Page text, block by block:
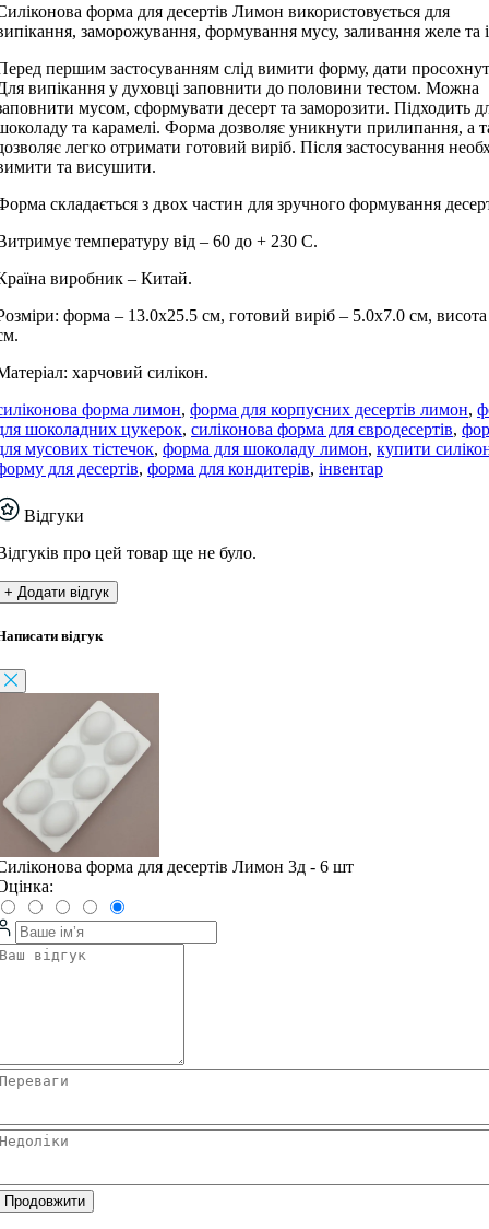
форма для десертів Лимон використовується для
заморожування, формування мусу, заливання желе та
першим застосуванням слід вимити форму, дати
випікання у духовці заповнити до половини тестом. Можна
мусом, сформувати десерт та заморозити. Підходить
та карамелі. Форма дозволяє уникнути прилипання, а
легко отримати готовий виріб. Після застосування
та висушити.
складається з двох частин для зручного формування
температуру від – 60 до + 230 С.
виробник – Китай.
форма – 13.0х25.5 см, готовий виріб – 5.0х7.0 см,
харчовий силікон.
форма лимон, форма для корпусних десертів лимон,
шоколадних цукерок, силіконова форма для євродесертів,
мусових тістечок, форма для шоколаду лимон, купити
для десертів, форма для кондитерів, інвентар
Відгуки
про цей товар ще не було.
+ Додати відгук
відгук
форма для десертів Лимон 3д - 6 шт
Продовжити